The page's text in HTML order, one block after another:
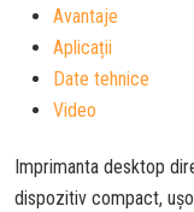
Avantaje
Aplicații
Date tehnice
Video
Imprimanta desktop
dispozitiv compact,